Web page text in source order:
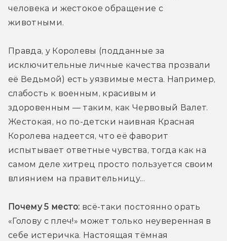
человека и жестокое обращение с
животными.
Правда, у Королевы (подданные за
исключительные личные качества прозвали
её Ведьмой) есть уязвимые места. Например,
слабость к военным, красивым и
здоровенным — таким, как Червовый Валет.
Жестокая, но по-детски наивная Красная
Королева надеется, что её фаворит
испытывает ответные чувства, тогда как на
самом деле хитрец просто пользуется своим
влиянием на правительницу...
Почему 5 место: всё-таки постоянно орать
«Голову с плеч!» может только неуверенная в
себе истеричка. Настоящая тёмная